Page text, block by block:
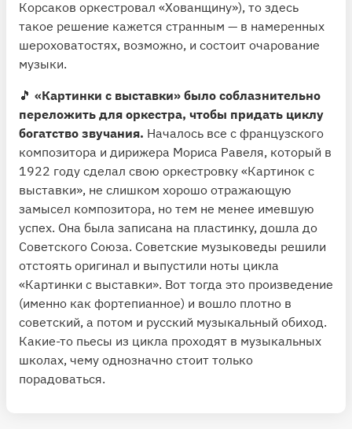
Корсаков оркестровал «Хованщину»), то здесь
такое решение кажется странным — в намеренных
шероховатостях, возможно, и состоит очарование
музыки.
🎵 «Картинки с выставки» было соблазнительно
переложить для оркестра, чтобы придать циклу
богатство звучания. Началось все с французского
композитора и дирижера Мориса Равеля, который в
1922 году сделал свою оркестровку «Картинок с
выставки», не слишком хорошо отражающую
замысел композитора, но тем не менее имевшую
успех. Она была записана на пластинку, дошла до
Советского Союза. Советские музыковеды решили
отстоять оригинал и выпустили ноты цикла
«Картинки с выставки». Вот тогда это произведение
(именно как фортепианное) и вошло плотно в
советский, а потом и русский музыкальный обиход.
Какие-то пьесы из цикла проходят в музыкальных
школах, чему однозначно стоит только
порадоваться.